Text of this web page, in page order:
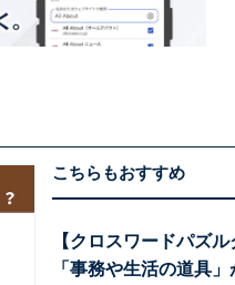
こちらもおすすめ
【クロスワードパズ
「事務や生活の道具」